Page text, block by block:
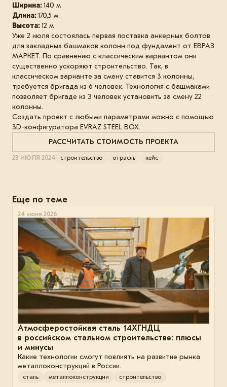
Ширина:140 м
Длина:170,5 м
Высота:12 м
Уже 2 июля состоялась первая поставка анкерных болтов
для закладных башмаков колонн под фундамент от ЕВРАЗ
МАРКЕТ. По сравнению с классическим вариантом они
существенно ускоряют строительство. Так, в
классическом варианте за смену ставится 3 колонны,
требуется бригада из 6 человек. Технология с башмаками
позволяет бригаде из 3 человек установить за смену 22
колонны.
Создать проект с любыми параметрами можно с помощью
3D-конфигуратора EVRAZ STEEL BOX.
РАССЧИТАТЬ СТОИМОСТЬ ПРОЕКТА
23 ИЮЛЯ 2024 строительство отрасль кейс
Еще по теме
24 июня 2026
Атмосферостойкая сталь 14ХГНДЦ
в российском стальном строительстве: плюсы
и минусы
Какие технологии смогут повлиять на развитие рынка
металлоконструкций в России.
сталь металлоконструкции строительство